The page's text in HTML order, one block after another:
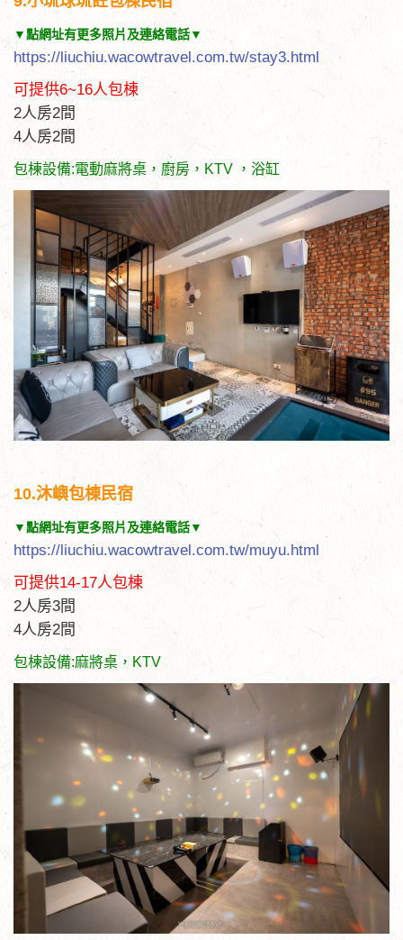
▼點網址有更多照片及連絡電話▼
https://liuchiu.wacowtravel.com.tw/stay3.html
可提供6~16人包棟
2人房2間
4人房2間
包棟設備:電動麻將桌，廚房，KTV ，浴缸
10.沐嶼包棟民宿
▼點網址有更多照片及連絡電話▼
https://liuchiu.wacowtravel.com.tw/muyu.html
可提供14-17人包棟
2人房3間
4人房2間
包棟設備:麻將桌，KTV